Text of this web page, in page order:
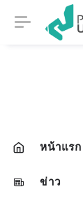
หน้าแรก
ข่าว